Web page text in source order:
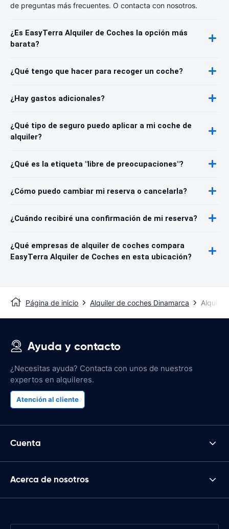
de preguntas más frecuentes. O contacta con nosotros.
¿Es EasyTerra Alquiler de Coches la opción más
barata?
¿Qué tengo que hacer para recoger un coche?
¿Hay gastos adicionales?
¿Qué tipo de seguro puedo aplicar a mi coche de
alquiler?
¿Qué es la etiqueta "libre de preocupaciones"?
¿Cómo puedo cambiar mi reserva o cancelarla?
¿Cuándo recibiré una confirmación de mi reserva?
¿Qué empresas de alquiler de coches compara
EasyTerra Alquiler de Coches en esta ubicación?
Página de inicio Alquiler de coches Dinamarca Alquiler
Ayuda y contacto
¿Necesitas ayuda? Contacta con unos de nuestros
expertos en alquileres.
Atención al cliente
Cuenta
Acerca de nosotros